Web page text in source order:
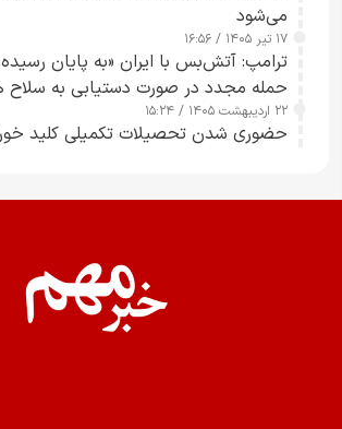
می‌شود
۱۷ تیر ۱۴۰۵ / ۱۶:۵۶
ترامپ: آتش‌بس با ایران «به پایان
حمله مجدد در صورت دستیابی به سلاح
۲۲ اردیبهشت ۱۴۰۵ / ۱۵:۲۴
حضوری شدن تحصیلات تکمیلی کلید